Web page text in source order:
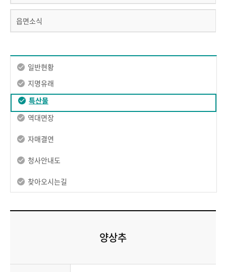
읍면소식
일반현황
지명유래
특산물
역대면장
자매결연
청사안내도
찾아오시는길
양상추